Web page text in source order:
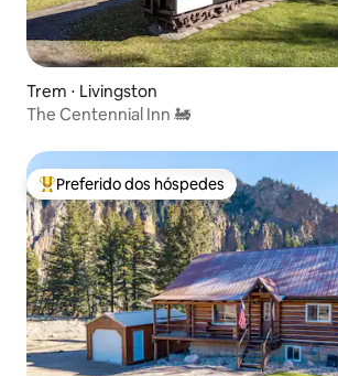
Trem ⋅ Livingston
The Centennial Inn 🚂
Entre os melhores preferidos dos hóspedes
Preferido dos hóspedes